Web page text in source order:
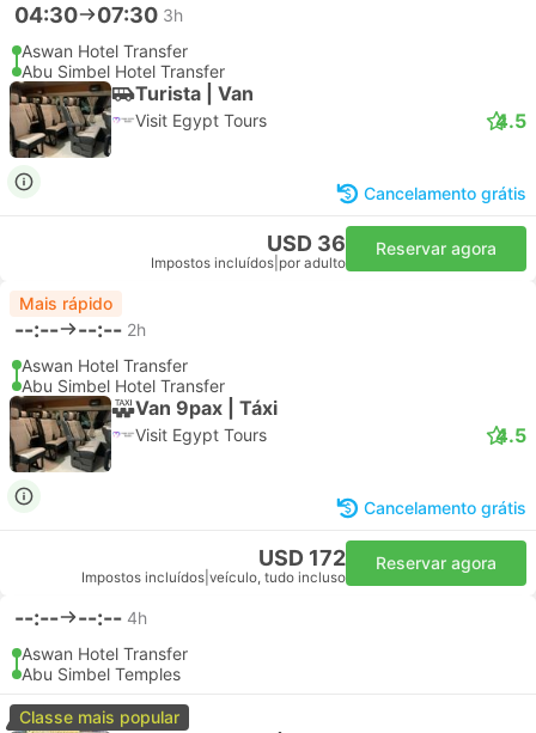
04:30 07:30 3h
Aswan Hotel Transfer
Abu Simbel Hotel Transfer
Turista | Van
Visit Egypt Tours 4.5
Cancelamento grátis
USD 36
Impostos incluídos por adulto
Reservar agora
Mais rápido
--:-- --:-- 2h
Aswan Hotel Transfer
Abu Simbel Hotel Transfer
Van 9pax | Táxi
Visit Egypt Tours 4.5
Cancelamento grátis
USD 172
Impostos incluídos veículo, tudo incluso
Reservar agora
--:-- --:-- 4h
Aswan Hotel Transfer
Abu Simbel Temples
Classe mais popular